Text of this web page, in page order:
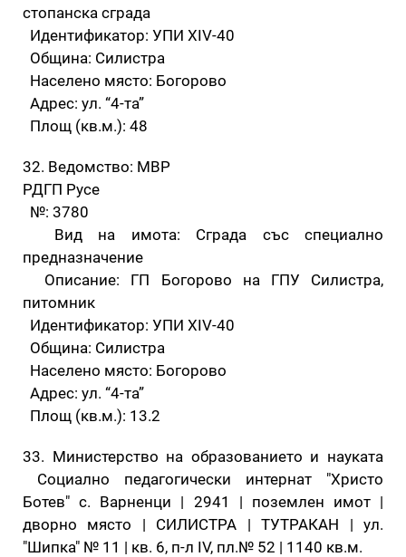
стопанска сграда
Идентификатор: УПИ XIV-40
Община: Силистра
Населено място: Богорово
Адрес: ул. “4-та”
Площ (кв.м.): 48
32. Ведомство: МВР
РДГП Русе
№: 3780
Вид на имота: Сграда със специално
предназначение
Описание: ГП Богорово на ГПУ Силистра,
питомник
Идентификатор: УПИ XIV-40
Община: Силистра
Населено място: Богорово
Адрес: ул. “4-та”
Площ (кв.м.): 13.2
33. Министерство на образованието и науката
Социално педагогически интернат "Христо
Ботев" с. Варненци | 2941 | поземлен имот |
дворно място | СИЛИСТРА | ТУТРАКАН | ул.
"Шипка" № 11 | кв. 6, п-л ІV, пл.№ 52 | 1140 кв.м.